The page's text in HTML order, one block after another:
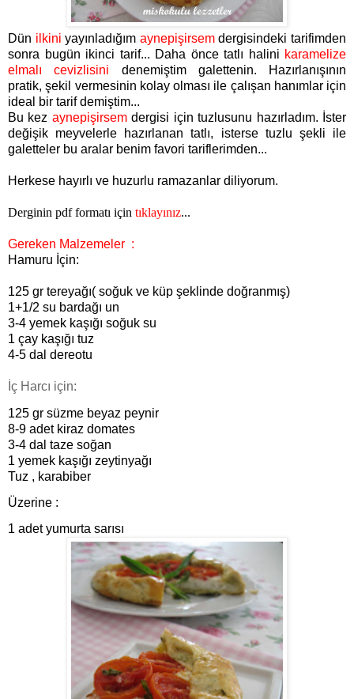
Dün ilkini yayınladığım aynepişirsem dergisindeki tarifimden
sonra bugün ikinci tarif... Daha önce tatlı halini karamelize
elmalı cevizlisini denemiştim galettenin. Hazırlanışının
pratik, şekil vermesinin kolay olması ile çalışan hanımlar için
ideal bir tarif demiştim...
Bu kez aynepişirsemdergisi için tuzlusunu hazırladım. İster
değişik meyvelerle hazırlanan tatlı, isterse tuzlu şekli ile
galetteler bu aralar benim favori tariflerimden...
Herkese hayırlı ve huzurlu ramazanlar diliyorum.
Derginin pdf formatı için tıklayınız...
Gereken Malzemeler :
Hamuru İçin:
125 gr tereyağı( soğuk ve küp şeklinde doğranmış)
1+1/2 su bardağı un
3-4 yemek kaşığı soğuk su
1 çay kaşığı tuz
4-5 dal dereotu
İç Harcı için:
125 gr süzme beyaz peynir
8-9 adet kiraz domates
3-4 dal taze soğan
1 yemek kaşığı zeytinyağı
Tuz , karabiber
Üzerine :
1 adet yumurta sarısı